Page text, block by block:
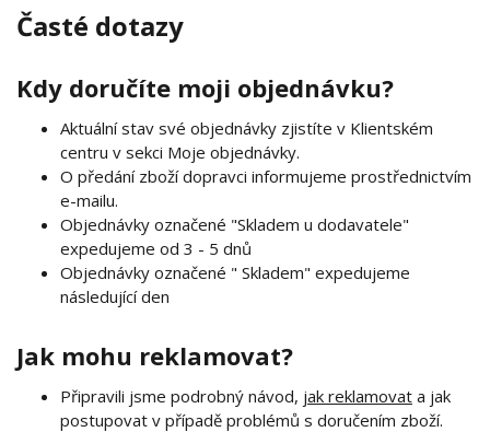
Časté dotazy
Kdy doručíte moji objednávku?
Aktuální stav své objednávky zjistíte v Klientském
centru v sekci Moje objednávky.
O předání zboží dopravci informujeme prostřednictvím
e-mailu.
Objednávky označené "Skladem u dodavatele"
expedujeme od 3 - 5 dnů
Objednávky označené " Skladem" expedujeme
následující den
Jak mohu reklamovat?
Připravili jsme podrobný návod, jak reklamovat a jak
postupovat v případě problémů s doručením zboží.